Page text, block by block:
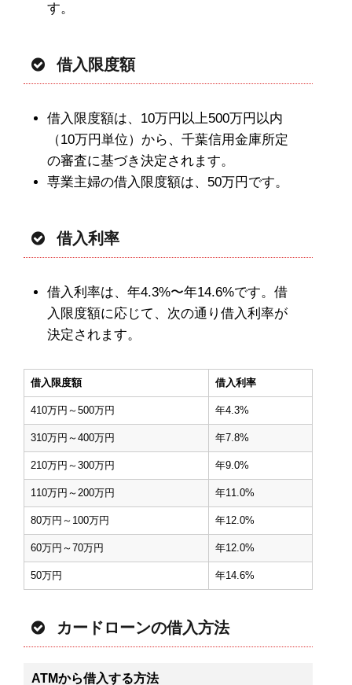
す。
借入限度額
借入限度額は、10万円以上500万円以内
（10万円単位）から、千葉信用金庫所定
の審査に基づき決定されます。
専業主婦の借入限度額は、50万円です。
借入利率
借入利率は、年4.3%〜年14.6%です。借
入限度額に応じて、次の通り借入利率が
決定されます。
借入限度額 借入利率
410万円～500万円 年4.3%
310万円～400万円 年7.8%
210万円～300万円 年9.0%
110万円～200万円 年11.0%
80万円～100万円 年12.0%
60万円～70万円 年12.0%
50万円 年14.6%
カードローンの借入方法
ATMから借入する方法